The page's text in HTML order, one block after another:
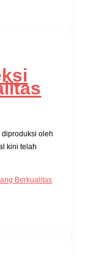
oleh
kini telah
Berkualitas